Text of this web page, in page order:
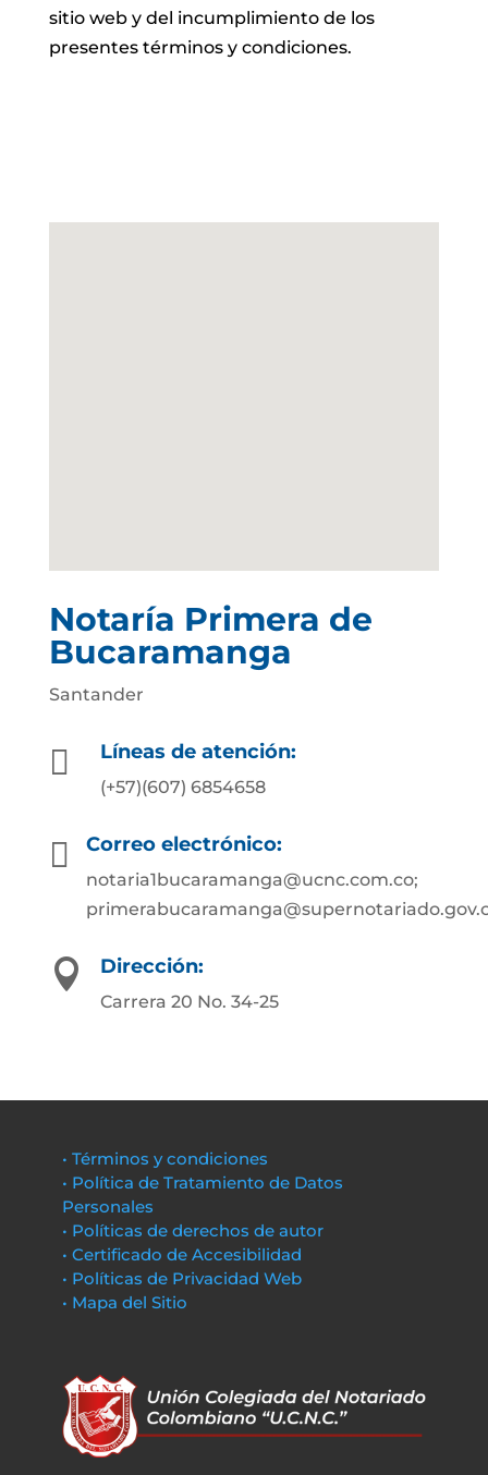
sitio web y del incumplimiento de los
presentes términos y condiciones.
Notaría Primera de
Bucaramanga
Santander
 Líneas de atención:
(+57)(607) 6854658
 Correo electrónico:
notaria1bucaramanga@ucnc.com.co;
 Dirección:
Carrera 20 No. 34-25
• Términos y condiciones
• Política de Tratamiento de Datos
Personales
• Políticas de derechos de autor
• Certificado de Accesibilidad
• Políticas de Privacidad Web
• Mapa del Sitio